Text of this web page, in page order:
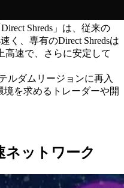
Shreds」は、従来の
く、専有のDirect Shredsは
高速で、さらに安定して
ルダムリージョンに再入
を求めるトレーダーや開
ネットワーク